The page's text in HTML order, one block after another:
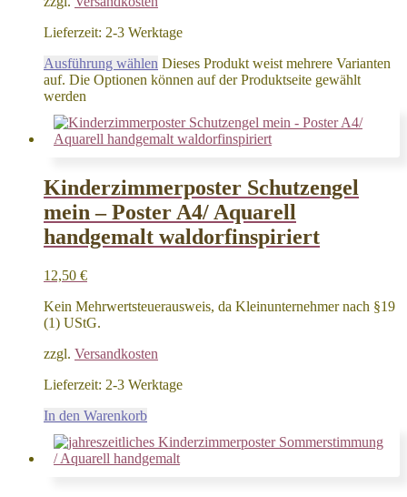
Lieferzeit: 2-3 Werktage
Ausführung wählen Dieses Produkt weist mehrere Varianten
auf. Die Optionen können auf der Produktseite gewählt
werden
Kinderzimmerposter Schutzengel
mein – Poster A4/ Aquarell
handgemalt waldorfinspiriert
12,50 €
Kein Mehrwertsteuerausweis, da Kleinunternehmer nach §19
(1) UStG.
zzgl. Versandkosten
Lieferzeit: 2-3 Werktage
In den Warenkorb